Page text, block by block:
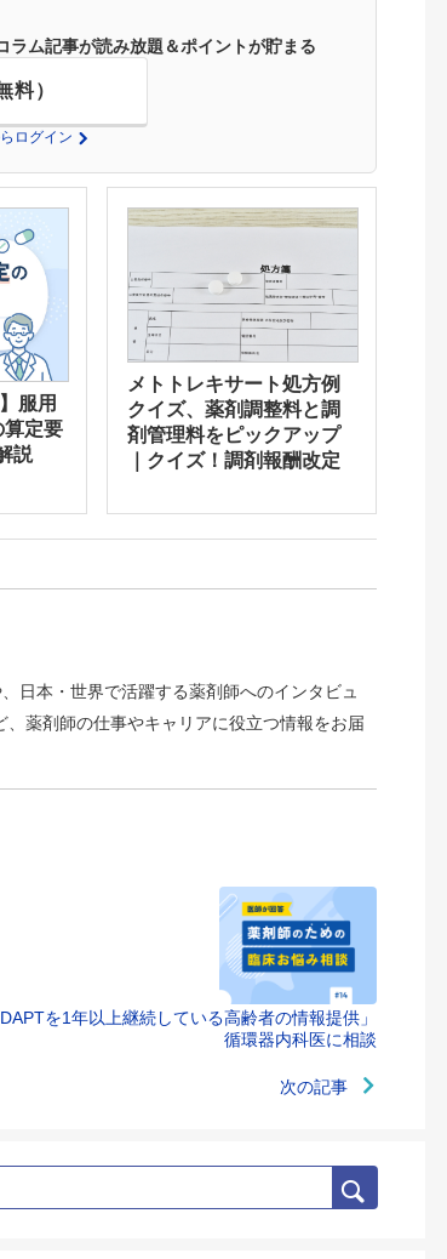
ム記事が読み放題＆ポイントが貯まる
料）
ログイン
服用
算定要
説
メトトレキサート処方例
クイズ、薬剤調整料と調
剤管理料をピックアップ
｜クイズ！調剤報酬改定
日本・世界で活躍する薬剤師へのインタビュ
薬剤師の仕事やキャリアに役立つ情報をお届
DAPTを1年以上継続している高齢者の情報提供」
循環器内科医に相談
次の記事